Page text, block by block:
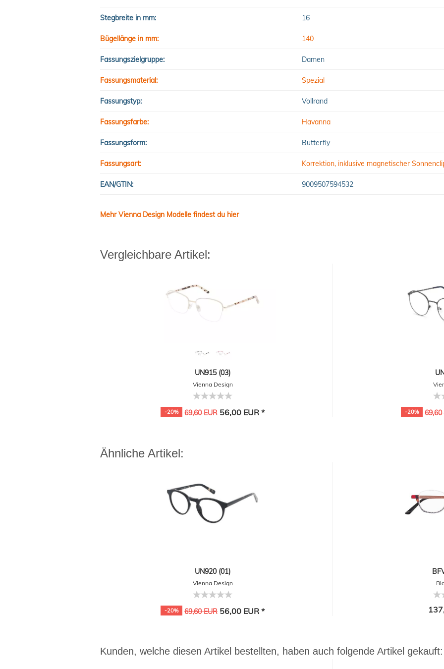
Stegbreite in mm: 16
Bügellänge in mm: 140
Fassungszielgruppe: Damen
Fassungsmaterial: Spezial
Fassungstyp: Vollrand
Fassungsfarbe: Havanna
Fassungsform: Butterfly
Fassungsart: Korrektion, inklusive magnetischer
EAN/GTIN: 9009507594532
Mehr Vienna Design Modelle findest du hier
Vergleichbare Artikel:
UN915 (03)
Vienna Design
-20% 69,60 EUR 56,00 EUR * -20% 69,60
Ähnliche Artikel:
UN920 (01)
Vienna Design
-20% 69,60 EUR 56,00 EUR *
Kunden, welche diesen Artikel bestellten, haben auch folgende Artikel gekauft: